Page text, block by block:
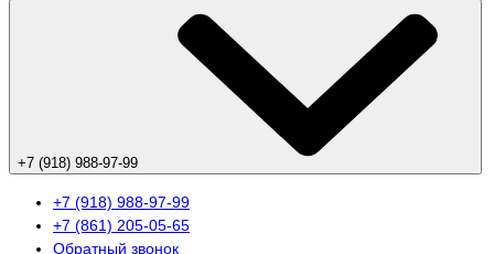
+7 (918) 988-97-99
+7 (918) 988-97-99
+7 (861) 205-05-65
Обратный звонок